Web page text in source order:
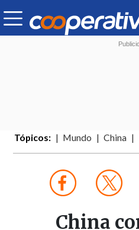
Tópicos: Mundo China
China